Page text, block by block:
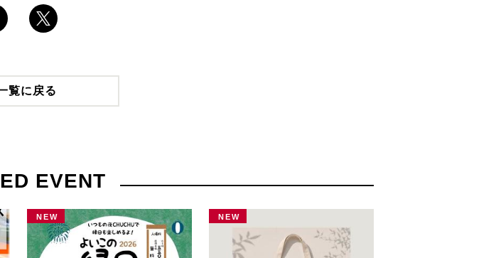
覧に戻る
EVENT
NEW NEW